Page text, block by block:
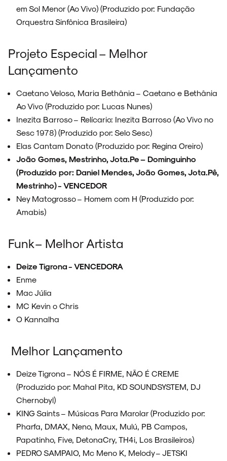
em Sol Menor (Ao Vivo) (Produzido por: Fundação
Orquestra Sinfônica Brasileira)
Projeto Especial – Melhor
Lançamento
Caetano Veloso, Maria Bethânia – Caetano e Bethânia
Ao Vivo (Produzido por: Lucas Nunes)
Inezita Barroso – Relícario: Inezita Barroso (Ao Vivo no
Sesc 1978) (Produzido por: Selo Sesc)
Elas Cantam Donato (Produzido por: Regina Oreiro)
João Gomes, Mestrinho, Jota.Pe – Dominguinho
(Produzido por: Daniel Mendes, João Gomes, Jota.Pê,
Mestrinho) - VENCEDOR
Ney Matogrosso – Homem com H (Produzido por:
Amabis)
Funk – Melhor Artista
Deize Tigrona - VENCEDORA
Enme
Mac Júlia
MC Kevin o Chris
O Kannalha
Melhor Lançamento
Deize Tigrona – NÓS É FIRME, NÃO É CREME
(Produzido por: Mahal Pita, KD SOUNDSYSTEM, DJ
Chernobyl)
KING Saints – Músicas Para Marolar (Produzido por:
Pharfa, DMAX, Neno, Maux, Mulú, PB Campos,
Papatinho, Five, DetonaCry, TH4i, Los Brasileiros)
PEDRO SAMPAIO, Mc Meno K, Melody – JETSKI